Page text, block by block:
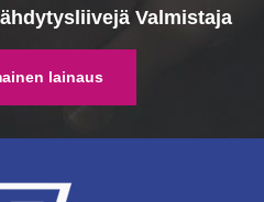
Valmistaja
lainaus